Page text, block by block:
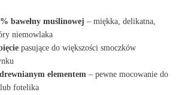
bawełny muślinowej – miękka, delikatna,
niemowlaka
pasujące do większości smoczków
elementem – pewne mocowanie do
fotelika